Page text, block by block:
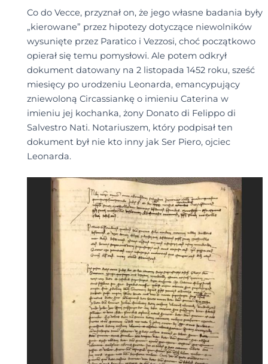
Co do Vecce, przyznał on, że jego własne badania były
„kierowane” przez hipotezy dotyczące niewolników
wysunięte przez Paratico i Vezzosi, choć początkowo
opierał się temu pomysłowi. Ale potem odkrył
dokument datowany na 2 listopada 1452 roku, sześć
miesięcy po urodzeniu Leonarda, emancypujący
zniewoloną Circassiankę o imieniu Caterina w
imieniu jej kochanka, żony Donato di Felippo di
Salvestro Nati. Notariuszem, który podpisał ten
dokument był nie kto inny jak Ser Piero, ojciec
Leonarda.